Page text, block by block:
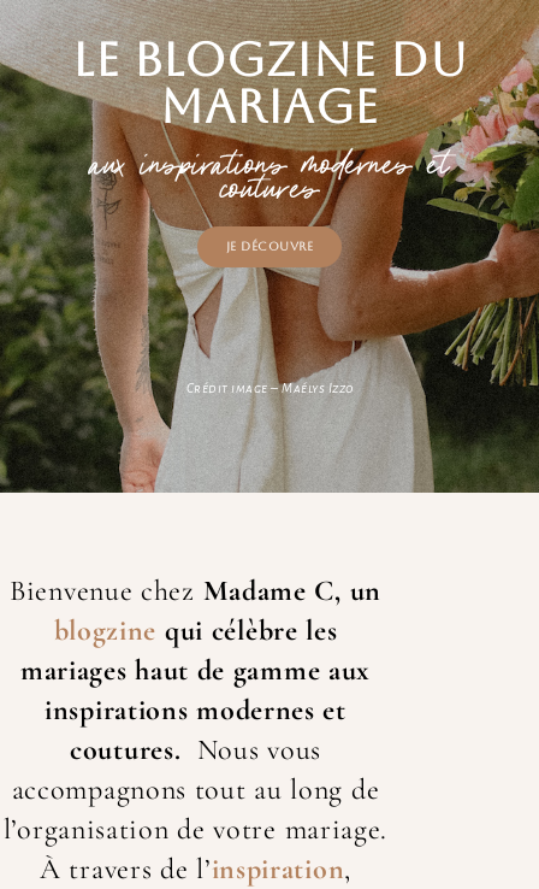
Le blogzine du
mariage
aux inspirations modernes et
coutures
Je découvre
Crédit image – Maélys Izzo
Bienvenue chez Madame C, un
blogzine qui célèbre les
mariages haut de gamme aux
inspirations modernes et
coutures. Nous vous
accompagnons tout au long de
l’organisation de votre mariage.
À travers de l’inspiration,